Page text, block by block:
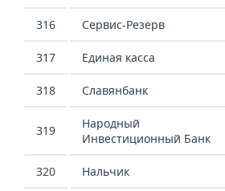
316 Сервис-Резерв
317 Единая касса
318 Славянбанк
319
Народный
Инвестиционный Банк
320 Нальчик